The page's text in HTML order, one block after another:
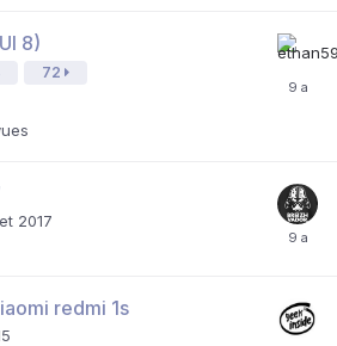
8)
72
2017
redmi 1s